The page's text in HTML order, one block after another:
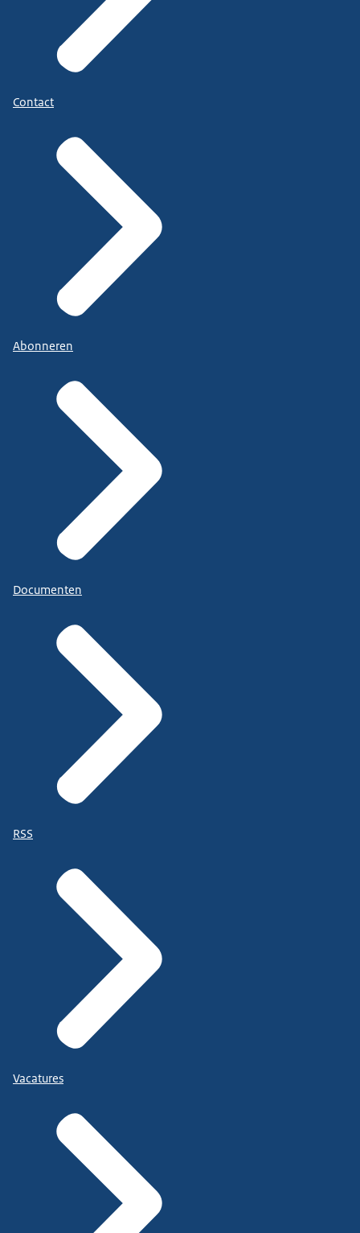
Contact
Abonneren
Documenten
RSS
Vacatures